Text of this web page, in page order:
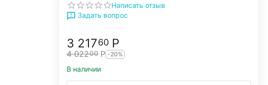
Написать отзыв
Задать вопрос
3 21760 Р
4 02200 Р -20%
В наличии